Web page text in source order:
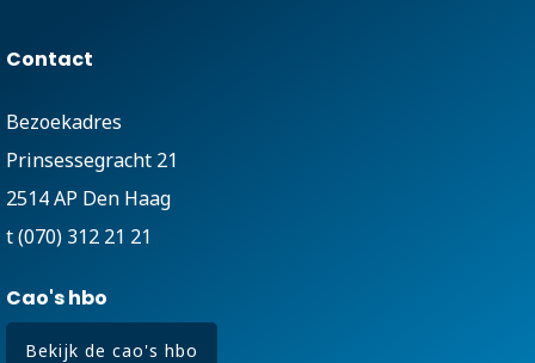
Contact
Bezoekadres
Prinsessegracht 21
2514 AP Den Haag
t (070) 312 21 21
Cao's hbo
Bekijk de cao's hbo